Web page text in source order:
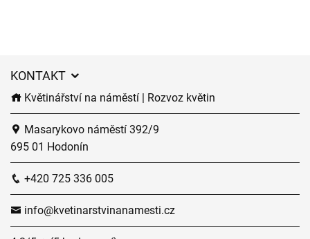
KONTAKT
Květinářství na náměstí | Rozvoz květin
Masarykovo náměstí 392/9
695 01 Hodonín
+420 725 336 005
info@kvetinarstvinanamesti.cz